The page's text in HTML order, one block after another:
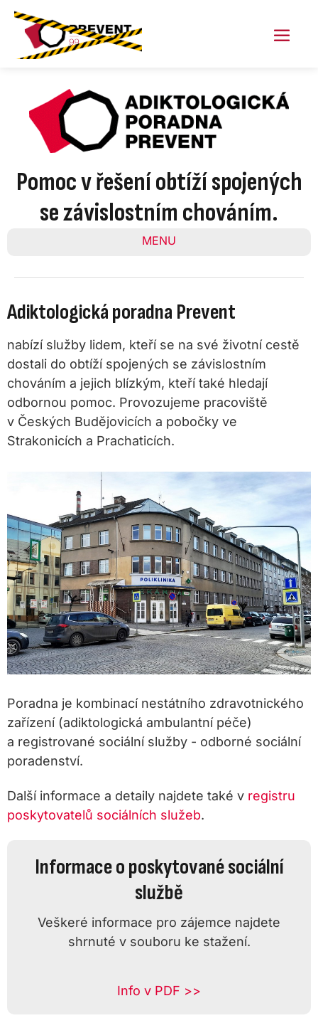
Skip
content
Pomoc v řešení obtíží spojených
se závislostním chováním.
MENU
Adiktologická poradna Prevent
nabízí služby lidem, kteří se na své životní cestě
dostali do obtíží spojených se závislostním
chováním a jejich blízkým, kteří také hledají
odbornou pomoc. Provozujeme pracoviště
v Českých Budějovicích a pobočky ve
Strakonicích a Prachaticích.
Poradna je kombinací nestátního zdravotnického
zařízení (adiktologická ambulantní péče)
a registrované sociální služby - odborné sociální
poradenství.
Další informace a detaily najdete také v registru
poskytovatelů sociálních služeb.
Informace o poskytované sociální
službě
Veškeré informace pro zájemce najdete
shrnuté v souboru ke stažení.
Info v PDF >>